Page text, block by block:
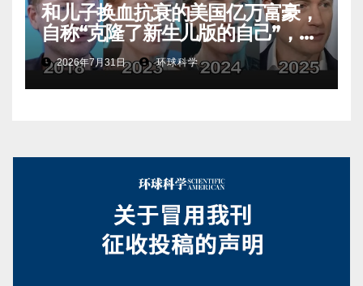
和儿子换血抗衰的美国亿万富豪，
自称“克隆了新生儿版的自己”，真
相是……
2026年7月31日 环球科学